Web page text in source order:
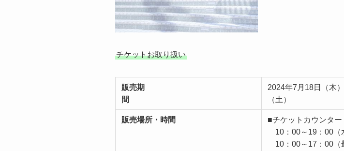
チケットお取り扱い
販売期
間
2024年7月18日（木
（
販売場所・時間
■チケットカウンター
10：00～19：00（
10：00～17：00（